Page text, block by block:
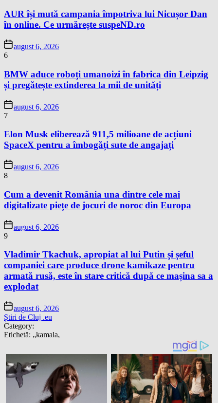
AUR își mută campania împotriva lui Nicușor Dan
în online. Ce urmărește suspeND.ro
august 6, 2026
6
BMW aduce roboți umanoizi în fabrica din Leipzig
și pregătește extinderea la mii de unități
august 6, 2026
7
Elon Musk eliberează 911,5 milioane de acțiuni
SpaceX pentru a îmbogăți sute de angajați
august 6, 2026
8
Cum a devenit România una dintre cele mai
digitalizate piețe de jocuri de noroc din Europa
august 6, 2026
9
Vladimir Tkachuk, apropiat al lui Putin și șeful
companiei care produce drone kamikaze pentru
armată rusă, este în stare critică după ce mașina sa a
explodat
august 6, 2026
Știri de Cluj .eu
Category:
Etichetă: „kamala,